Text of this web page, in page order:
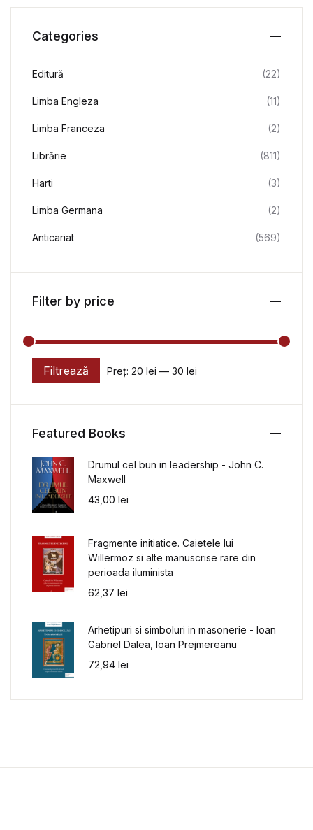
Categories
Editură (22)
Limba Engleza (11)
Limba Franceza (2)
Librărie (811)
Harti (3)
Limba Germana (2)
Anticariat (569)
Filter by price
Preț minim
Preț maxim
Filtrează Preț: 20 lei — 30 lei
Featured Books
Drumul cel bun in leadership - John C.
Maxwell
43,00 lei
Fragmente initiatice. Caietele lui
Willermoz si alte manuscrise rare din
perioada iluminista
62,37 lei
Arhetipuri si simboluri in masonerie - Ioan
Gabriel Dalea, Ioan Prejmereanu
72,94 lei